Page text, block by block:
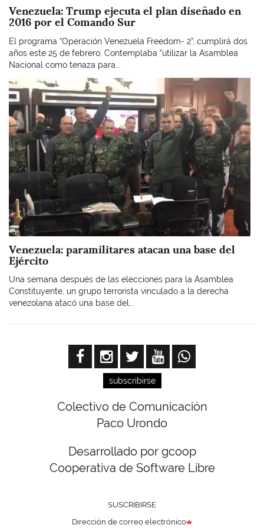
Venezuela: Trump ejecuta el plan diseñado en
2016 por el Comando Sur
El programa “Operación Venezuela Freedom- 2”, cumplirá dos
años este 25 de febrero. Contemplaba “utilizar la Asamblea
Nacional como tenaza para...
Imagen
Venezuela: paramilitares atacan una base del
Ejército
Una semana después de las elecciones para la Asamblea
Constituyente, un grupo terrorista vinculado a la derecha
venezolana atacó una base del...
subscribirse
Colectivo de Comunicación
Paco Urondo
Desarrollado por gcoop
Cooperativa de Software Libre
SUSCRIBIRSE
Dirección de correo electrónico